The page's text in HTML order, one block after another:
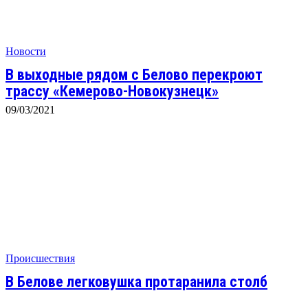
Новости
В выходные рядом с Белово перекроют
трассу «Кемерово-Новокузнецк»
09/03/2021
Происшествия
В Белове легковушка протаранила столб